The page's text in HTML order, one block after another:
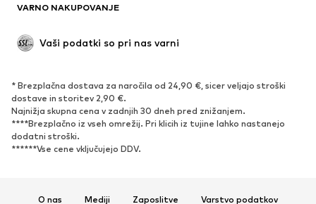
VARNO NAKUPOVANJE
Vaši podatki so pri nas varni
* Brezplačna dostava za naročila od 24,90 €, sicer veljajo stroški
dostave in storitev 2,90 €.
Najnižja skupna cena v zadnjih 30 dneh pred znižanjem.
****Brezplačno iz vseh omrežij. Pri klicih iz tujine lahko nastanejo
dodatni stroški.
******Vse cene vključujejo DDV.
O nas Mediji Zaposlitve Varstvo podatkov